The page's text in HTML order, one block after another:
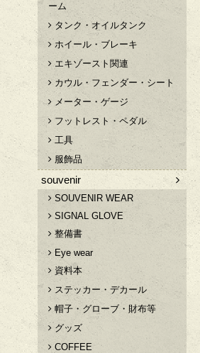
ーム
タンク・オイルタンク
ホイール・ブレーキ
エキゾースト関連
カウル・フェンダー・シート
メーター・ゲージ
フットレスト・ペダル
工具
服飾品
souvenir
SOUVENIR WEAR
SIGNAL GLOVE
整備書
Eye wear
資料本
ステッカー・デカール
帽子・グローブ・財布等
グッズ
COFFEE